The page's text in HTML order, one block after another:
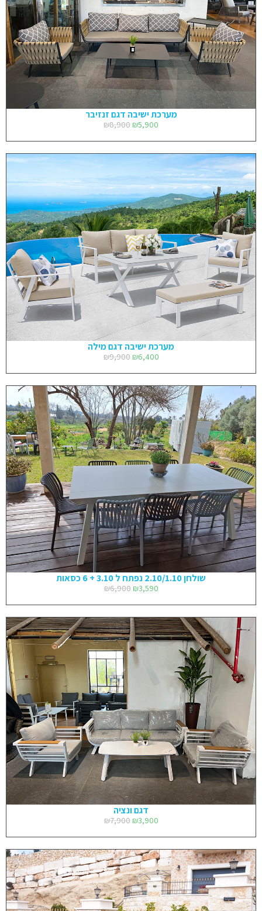
מערכת ישיבה דגם זנזיבר
₪8,900 ₪5,900
מערכת ישיבה דגם מילה
₪9,900 ₪6,400
שולחן 2.10/1.10 נפתח ל 3.10 + 6 כסאות
₪6,900 ₪3,590
דגם ונציה
₪7,900 ₪3,900